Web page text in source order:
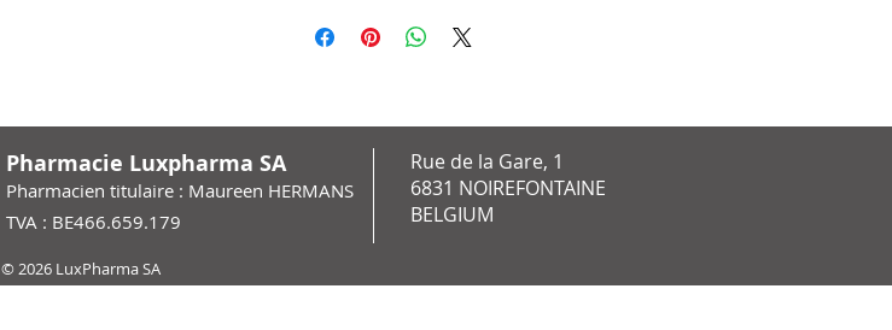
Pharmacie Luxpharma SA
Pharmacien titulaire : Maureen HERMANS
TVA : BE466.659.179
Rue de la Gare, 1
6831 NOIREFONTAINE
BELGIUM
© 2026 LuxPharma SA